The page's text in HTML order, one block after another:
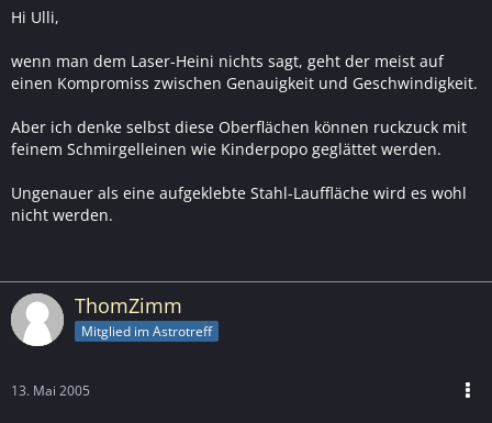
Hi Ulli,
wenn man dem Laser-Heini nichts sagt, geht der meist auf
einen Kompromiss zwischen Genauigkeit und Geschwindigkeit.
Aber ich denke selbst diese Oberflächen können ruckzuck mit
feinem Schmirgelleinen wie Kinderpopo geglättet werden.
Ungenauer als eine aufgeklebte Stahl-Lauffläche wird es wohl
nicht werden.
ThomZimm
Mitglied im Astrotreff
13. Mai 2005